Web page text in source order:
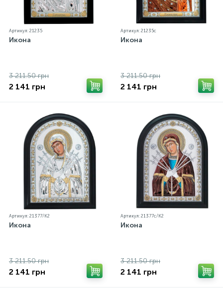
Артикул: 21235
Икона
3 211.50 грн
2 141 грн
Артикул: 21235c
Икона
3 211.50 грн
2 141 грн
Артикул: 21377/К2
Икона
3 211.50 грн
2 141 грн
Артикул: 21377c/К2
Икона
3 211.50 грн
2 141 грн